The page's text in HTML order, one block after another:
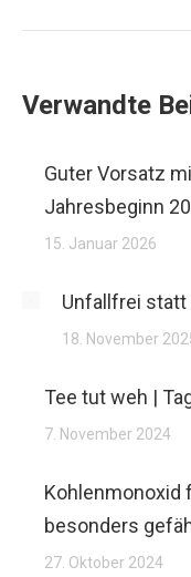
Verwandte
Guter Vorsatz
Jahresbeginn
15. Januar 2026
Unfallfrei statt
18. November
Tee tut weh |
7. November 2024
Kohlenmonoxid
besonders
27. Oktober 2024